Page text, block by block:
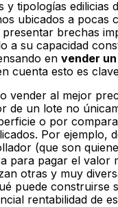
y tipologías edilicias
ubicados a pocas
presentar brechas
a su capacidad
envender
cuenta esto es
vender al mejor
de un lote no
o por
Por ejemplo,
(que son
para pagar el valor
otras y muy
puede construirse
rentabilidad de